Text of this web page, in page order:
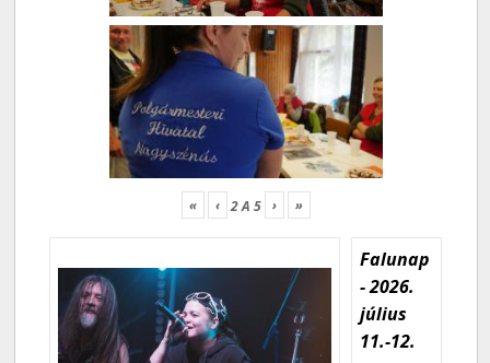
« ‹ 2A 5 › »
Falunap
- 2026.
július
11.-12.